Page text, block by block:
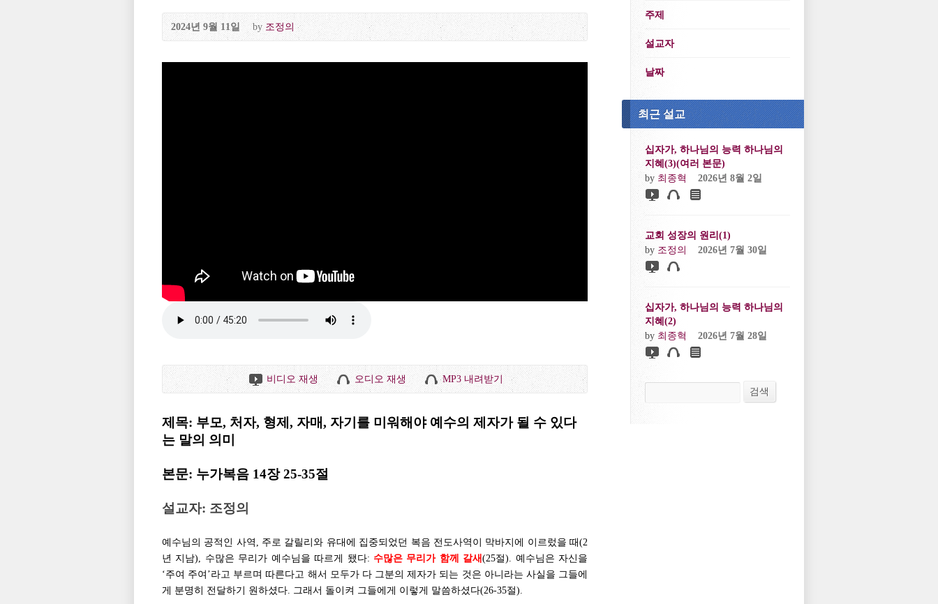
2024년 9월 11일 by 조정의
비디오 재생 오디오 재생 MP3 내려받기
제목: 부모, 처자, 형제, 자매, 자기를 미워해야 예수의 제자가 될 수 있다
는 말의 의미
본문: 누가복음 14장 25-35절
설교자: 조정의
예수님의 공적인 사역, 주로 갈릴리와 유대에 집중되었던 복음 전도사역이 막바지에 이르렀을 때(2
년 지남), 수많은 무리가 예수님을 따르게 됐다: 수많은 무리가 함께 갈새(25절). 예수님은 자신을
‘주여 주여’라고 부르며 따른다고 해서 모두가 다 그분의 제자가 되는 것은 아니라는 사실을 그들에
게 분명히 전달하기 원하셨다. 그래서 돌이켜 그들에게 이렇게 말씀하셨다(26-35절).
주제
설교자
날짜
최근 설교
십자가, 하나님의 능력 하나님의
지혜(3)(여러 본문)
by 최종혁 2026년 8월 2일
교회 성장의 원리(1)
by 조정의 2026년 7월 30일
십자가, 하나님의 능력 하나님의
지혜(2)
by 최종혁 2026년 7월 28일
검색